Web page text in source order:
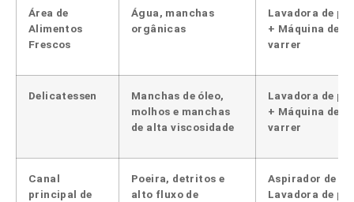
Área de
Alimentos
Frescos
Água, manchas
orgânicas
Lavadora de
+ Máquina de
varrer
Delicatessen
Manchas de óleo,
molhos e manchas
de alta viscosidade
Lavadora de
+ Máquina de
varrer
Canal
principal de
Poeira, detritos e
alto fluxo de
Aspirador de
Lavadora de